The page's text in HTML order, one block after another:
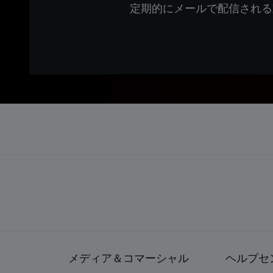
定期的にメールで配信され
メディア＆コマーシャル ヘルプセ